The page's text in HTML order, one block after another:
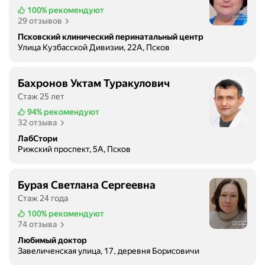
100% рекомендуют
29 отзывов
Псковский клинический перинатальный центр
Улица Кузбасской Дивизии, 22А, Псков
Бахронов Уктам Туракулович
Стаж 25 лет
94% рекомендуют
32 отзыва
ЛабСтори
Рижский проспект, 5А, Псков
Бурая Светлана Сергеевна
Стаж 24 года
100% рекомендуют
74 отзыва
Любимый доктор
Завеличенская улица, 17, деревня Борисовичи